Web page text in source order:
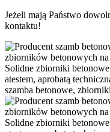
Jeżeli mają Państwo
kontaktu!